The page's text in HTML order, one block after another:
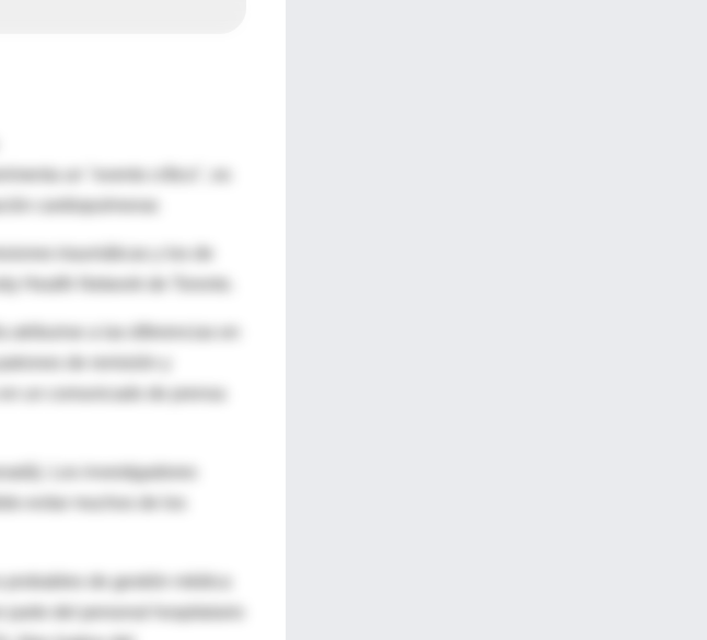
un "evento crítico", es
traumáticas y los de
Health Network de Toronto.
a las diferencias en
Los investigadores
de gestión médica